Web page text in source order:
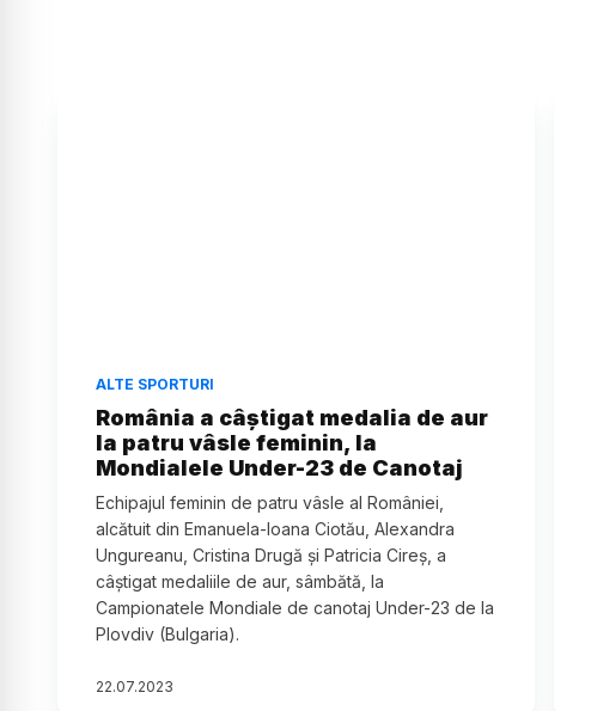
ALTE SPORTURI
România a câştigat medalia de aur
la patru vâsle feminin, la
Mondialele Under-23 de Canotaj
Echipajul feminin de patru vâsle al României,
alcătuit din Emanuela-Ioana Ciotău, Alexandra
Ungureanu, Cristina Drugă şi Patricia Cireş, a
câştigat medaliile de aur, sâmbătă, la
Campionatele Mondiale de canotaj Under-23 de la
Plovdiv (Bulgaria).
22.07.2023